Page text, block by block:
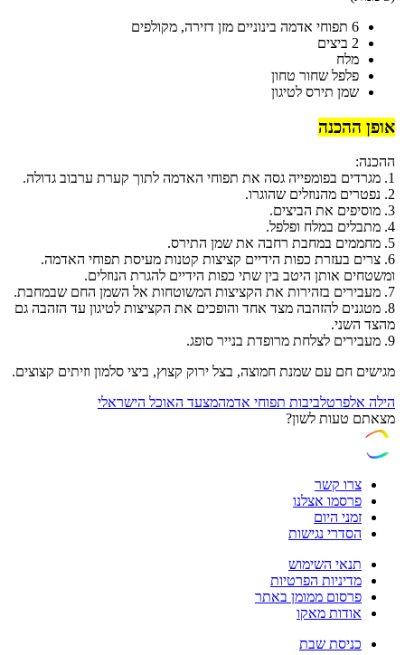
6 תפוחי אדמה בינוניים מזן דזירה, מקולפים
2 ביצים
מלח
פלפל שחור טחון
שמן תירס לטיגון
אופן ההכנה
ההכנה:
1. מגרדים בפומפייה גסה את תפוחי האדמה לתוך קערת ערבוב גדולה.
2. נפטרים מהנוזלים שהוגרו.
3. מוסיפים את הביצים.
4. מתבלים במלח ופלפל.
5. מחממים במחבת רחבה את שמן התירס.
6. צרים בעזרת כפות הידיים קציצות קטנות מעיסת תפוחי האדמה.
ומשטחים אותן היטב בין שתי כפות הידיים להגרת הנוזלים.
7. מעבירים בזהירות את הקציצות המשוטחות אל השמן החם שבמחבת.
8. מטגנים להזהבה מצד אחד והופכים את הקציצות לטיגון עד הזהבה גם
מהצד השני.
9. מעבירים לצלחת מרופדת בנייר סופג.
מגישים חם עם שמנת חמוצה, בצל ירוק קצוץ, ביצי סלמון וזיתים קצוצים.
הילה אלפרטלביבות תפוחי אדמהמצעד האוכל הישראלי
מצאתם טעות לשון?
צרו קשר
פרסמו אצלנו
זמני היום
הסדרי נגישות
תנאי השימוש
מדיניות הפרטיות
פרסום ממומן באתר
אודות מאקו
כניסת שבת